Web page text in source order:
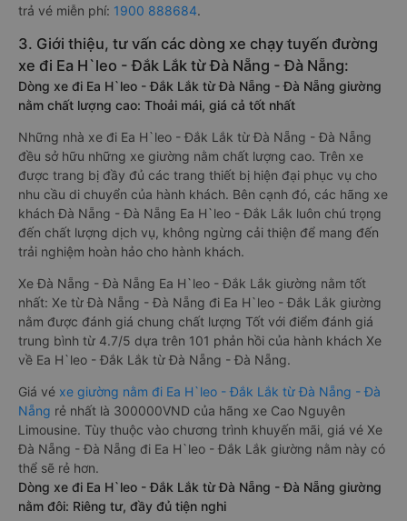
trả vé miễn phí: 1900 888684.
3. Giới thiệu, tư vấn các dòng xe chạy tuyến đường
xe đi Ea H`leo - Đắk Lắk từ Đà Nẵng - Đà Nẵng:
Dòng xe đi Ea H`leo - Đắk Lắk từ Đà Nẵng - Đà Nẵng giường
nằm chất lượng cao: Thoải mái, giá cả tốt nhất
Những nhà xe đi Ea H`leo - Đắk Lắk từ Đà Nẵng - Đà Nẵng
đều sở hữu những xe giường nằm chất lượng cao. Trên xe
được trang bị đầy đủ các trang thiết bị hiện đại phục vụ cho
nhu cầu di chuyển của hành khách. Bên cạnh đó, các hãng xe
khách Đà Nẵng - Đà Nẵng Ea H`leo - Đắk Lắk luôn chú trọng
đến chất lượng dịch vụ, không ngừng cải thiện để mang đến
trải nghiệm hoàn hảo cho hành khách.
Xe Đà Nẵng - Đà Nẵng Ea H`leo - Đắk Lắk giường nằm tốt
nhất: Xe từ Đà Nẵng - Đà Nẵng đi Ea H`leo - Đắk Lắk giường
nằm được đánh giá chung chất lượng Tốt với điểm đánh giá
trung bình từ 4.7/5 dựa trên 101 phản hồi của hành khách Xe
về Ea H`leo - Đắk Lắk từ Đà Nẵng - Đà Nẵng.
Giá vé xe giường nằm đi Ea H`leo - Đắk Lắk từ Đà Nẵng - Đà
Nẵng rẻ nhất là 300000VND của hãng xe Cao Nguyên
Limousine. Tùy thuộc vào chương trình khuyến mãi, giá vé Xe
Đà Nẵng - Đà Nẵng đi Ea H`leo - Đắk Lắk giường nằm này có
thể sẽ rẻ hơn.
Dòng xe đi Ea H`leo - Đắk Lắk từ Đà Nẵng - Đà Nẵng giường
nằm đôi: Riêng tư, đầy đủ tiện nghi